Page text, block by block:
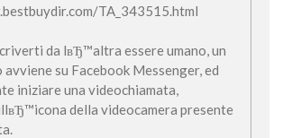
TA_343515.html
da lвЂ™altra essere umano, un
su Facebook Messenger, ed
iniziare una videochiamata,
della videocamera presente